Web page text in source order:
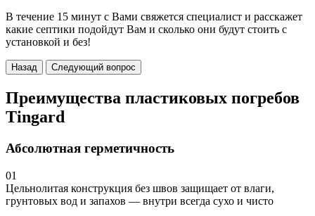
В течение 15 минут с Вами свяжется специалист и расскажет
какие септики подойдут Вам и сколько они будут стоить с
установкой и без!
Назад Следующий вопрос
Преимущества пластиковых погребов
Tingard
Абсолютная герметичность
01
Цельнолитая конструкция без швов защищает от влаги,
грунтовых вод и запахов — внутри всегда сухо и чисто